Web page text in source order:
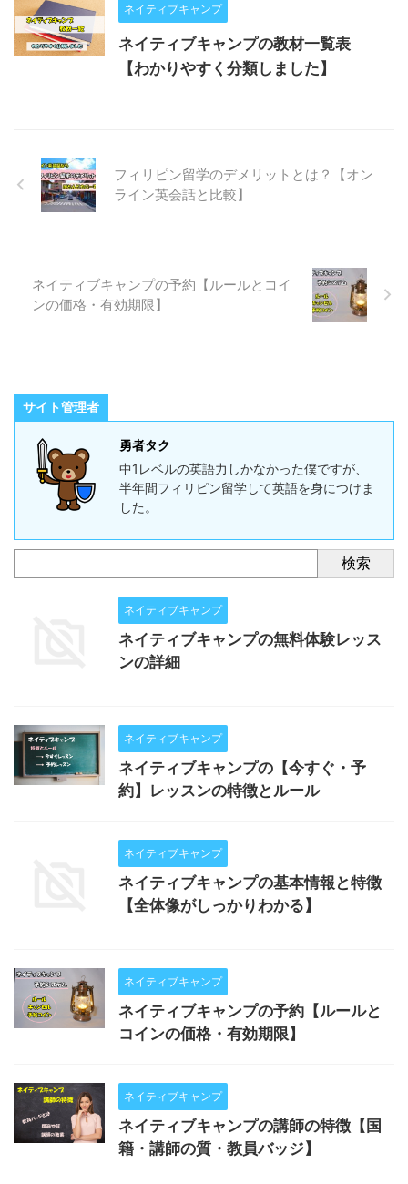
ネイティブキャンプ
ネイティブキャンプの教材一覧表
【わかりやすく分類しました】
フィリピン留学のデメリットとは？【オン
ライン英会話と比較】
ネイティブキャンプの予約【ルールとコイ
ンの価格・有効期限】
サイト管理者
勇者タク
中1レベルの英語力しかなかった僕ですが、
半年間フィリピン留学して英語を身につけま
した。
検索
ネイティブキャンプ
ネイティブキャンプの無料体験レッス
ンの詳細
ネイティブキャンプ
ネイティブキャンプの【今すぐ・予
約】レッスンの特徴とルール
ネイティブキャンプ
ネイティブキャンプの基本情報と特徴
【全体像がしっかりわかる】
ネイティブキャンプ
ネイティブキャンプの予約【ルールと
コインの価格・有効期限】
ネイティブキャンプ
ネイティブキャンプの講師の特徴【国
籍・講師の質・教員バッジ】